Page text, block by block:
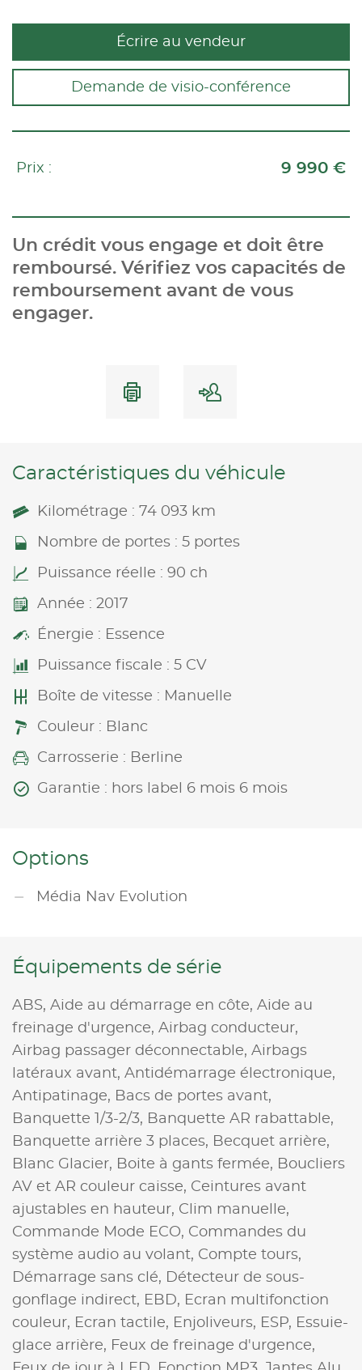
Écrire au vendeur
Demande de visio-conférence
Prix : 9 990 €
Un crédit vous engage et doit être
remboursé. Vérifiez vos capacités de
remboursement avant de vous
engager.
Caractéristiques du véhicule
Kilométrage : 74 093 km
Nombre de portes : 5 portes
Puissance réelle : 90 ch
Année : 2017
Énergie : Essence
Puissance fiscale : 5 CV
Boîte de vitesse : Manuelle
Couleur : Blanc
Carrosserie : Berline
Garantie : hors label 6 mois 6 mois
Options
Média Nav Evolution
Équipements de série
ABS, Aide au démarrage en côte, Aide au
freinage d'urgence, Airbag conducteur,
Airbag passager déconnectable, Airbags
latéraux avant, Antidémarrage électronique,
Antipatinage, Bacs de portes avant,
Banquette 1/3-2/3, Banquette AR rabattable,
Banquette arrière 3 places, Becquet arrière,
Blanc Glacier, Boite à gants fermée, Boucliers
AV et AR couleur caisse, Ceintures avant
ajustables en hauteur, Clim manuelle,
Commande Mode ECO, Commandes du
système audio au volant, Compte tours,
Démarrage sans clé,
Détecteur de sous-
gonflage indirect, EBD, Ecran multifonction
couleur, Ecran tactile, Enjoliveurs, ESP, Essuie-
glace arrière, Feux de freinage d'urgence,